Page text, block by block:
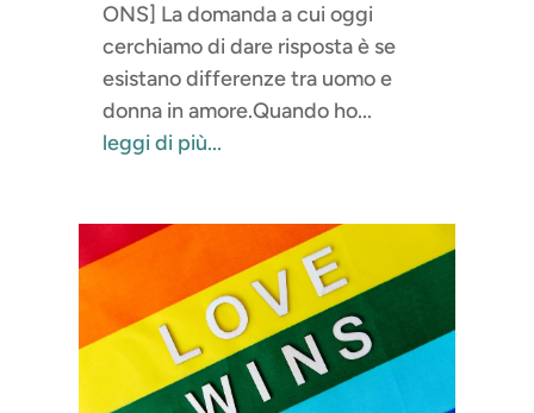
ONS] La domanda a cui oggi
cerchiamo di dare risposta è se
esistano differenze tra uomo e
donna in amore.Quando ho...
leggi di più...